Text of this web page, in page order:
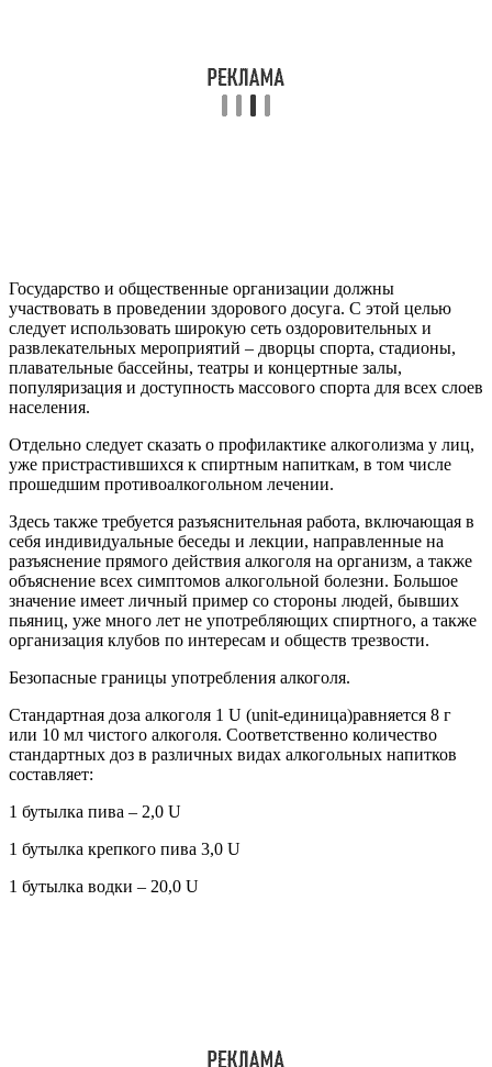
Государство и общественные организации должны
участвовать в проведении здорового досуга. С этой целью
следует использовать широкую сеть оздоровительных и
развлекательных мероприятий – дворцы спорта, стадионы,
плавательные бассейны, театры и концертные залы,
популяризация и доступность массового спорта для всех слоев
населения.
Отдельно следует сказать о профилактике алкоголизма у лиц,
уже пристрастившихся к спиртным напиткам, в том числе
прошедшим противоалкогольном лечении.
Здесь также требуется разъяснительная работа, включающая в
себя индивидуальные беседы и лекции, направленные на
разъяснение прямого действия алкоголя на организм, а также
объяснение всех симптомов алкогольной болезни. Большое
значение имеет личный пример со стороны людей, бывших
пьяниц, уже много лет не употребляющих спиртного, а также
организация клубов по интересам и обществ трезвости.
Безопасные границы употребления алкоголя.
Стандартная доза алкоголя 1 U (unit-единица)равняется 8 г
или 10 мл чистого алкоголя. Соответственно количество
стандартных доз в различных видах алкогольных напитков
составляет:
1 бутылка пива – 2,0 U
1 бутылка крепкого пива 3,0 U
1 бутылка водки – 20,0 U